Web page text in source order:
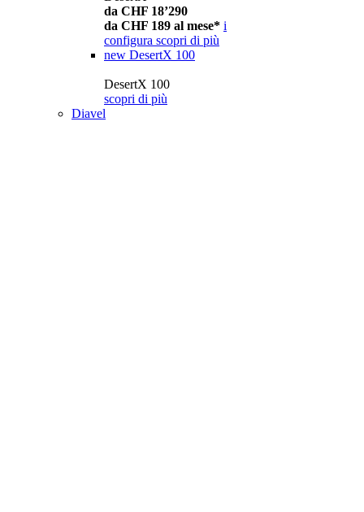
da CHF 18’290
da CHF 189 al mese* i
configura scopri di più
new DesertX 100
DesertX 100
scopri di più
Diavel